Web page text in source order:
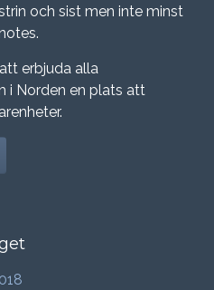
och sist men inte minst
erbjuda alla
i Norden en plats att